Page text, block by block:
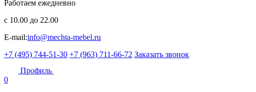
Работаем ежедневно
с 10.00 до 22.00
E-mail:info@mechta-mebel.ru
+7 (495) 744-51-30 +7 (963) 711-66-72 Заказать звонок
Профиль
0